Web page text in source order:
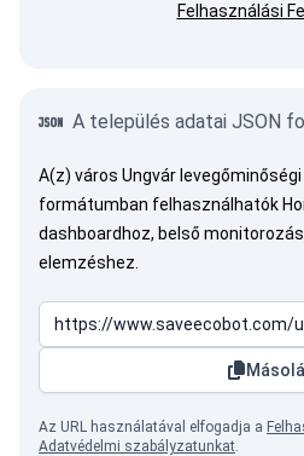
Felhasználási
A település adatai JSON
A(z) város Ungvár levegőminőségi
formátumban felhasználhatók
dashboardhoz, belső
elemzéshez.
Az URL használatával elfogadja a
Adatvédelmi szabályzatunkat.